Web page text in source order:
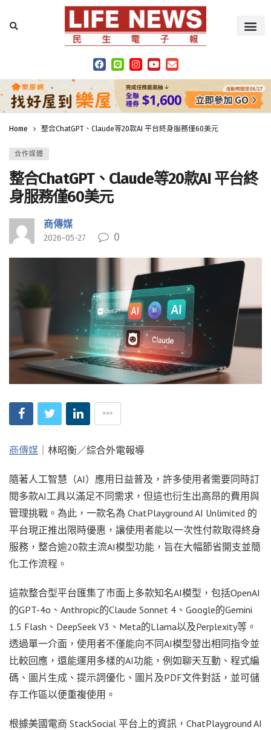
Home 整合ChatGPT、Claude等20款AI 平台終身服務僅60美元
合作媒體
整合ChatGPT、Claude等20款AI 平台終
身服務僅60美元
商傳媒
2026-05-27 0
商傳媒 ｜林昭衡／綜合外電報導
隨著人工智慧（AI）應用日益普及，許多使用者需要同時訂
閱多款AI工具以滿足不同需求，但這也衍生出高昂的費用與
管理挑戰。為此，一款名為 ChatPlayground AI Unlimited 的
平台現正推出限時優惠，讓使用者能以一次性付款取得終身
服務，整合逾20款主流AI模型功能，旨在大幅節省開支並簡
化工作流程。
這款整合型平台匯集了市面上多款知名AI模型，包括OpenAI
的GPT-4o、Anthropic的Claude Sonnet 4、Google的Gemini
1.5 Flash、DeepSeek V3、Meta的Llama以及Perplexity等。
透過單一介面，使用者不僅能向不同AI模型發出相同指令並
比較回應，還能運用多樣的AI功能，例如聊天互動、程式編
碼、圖片生成、提示詞優化、圖片及PDF文件對話，並可儲
存工作區以便重複使用。
根據美國電商 StackSocial 平台上的資訊，ChatPlayground AI